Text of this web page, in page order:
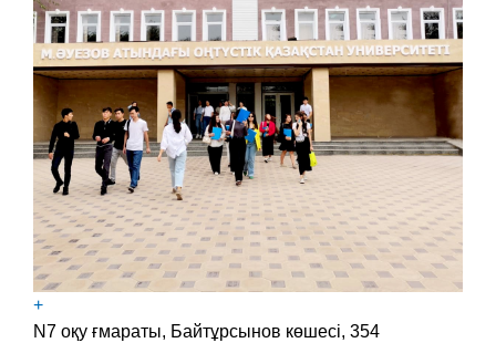
+
N7 оқу ғмараты, Байтұрсынов көшесі, 354